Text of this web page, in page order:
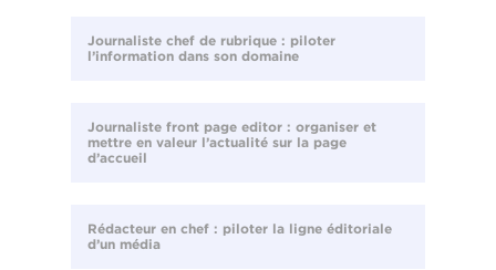
Journaliste chef de rubrique : piloter
l’information dans son domaine
Journaliste front page editor : organiser et
mettre en valeur l’actualité sur la page
d’accueil
Rédacteur en chef : piloter la ligne éditoriale
d’un média